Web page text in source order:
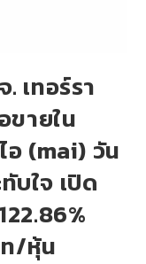
เทอร์รา
ขายใน
อ (mai) วัน
บใจ เปิด
ท/หุ้น